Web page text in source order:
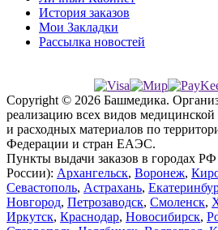
История заказов
Мои Закладки
Рассылка новостей
Copyright © 2026 Башмедика.
реализацию всех видов
и расходных материалов по
Федерации и стран ЕАЭС.
Пункты выдачи заказов в городах
России): Архангельск, Воронеж,
Севастополь, Астрахань,
Новгород, Петрозаводск, Смоленск,
Иркутск, Краснодар, Новосибирск,